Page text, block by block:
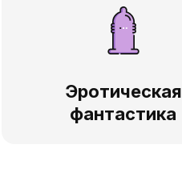
Эротическая
фантастика